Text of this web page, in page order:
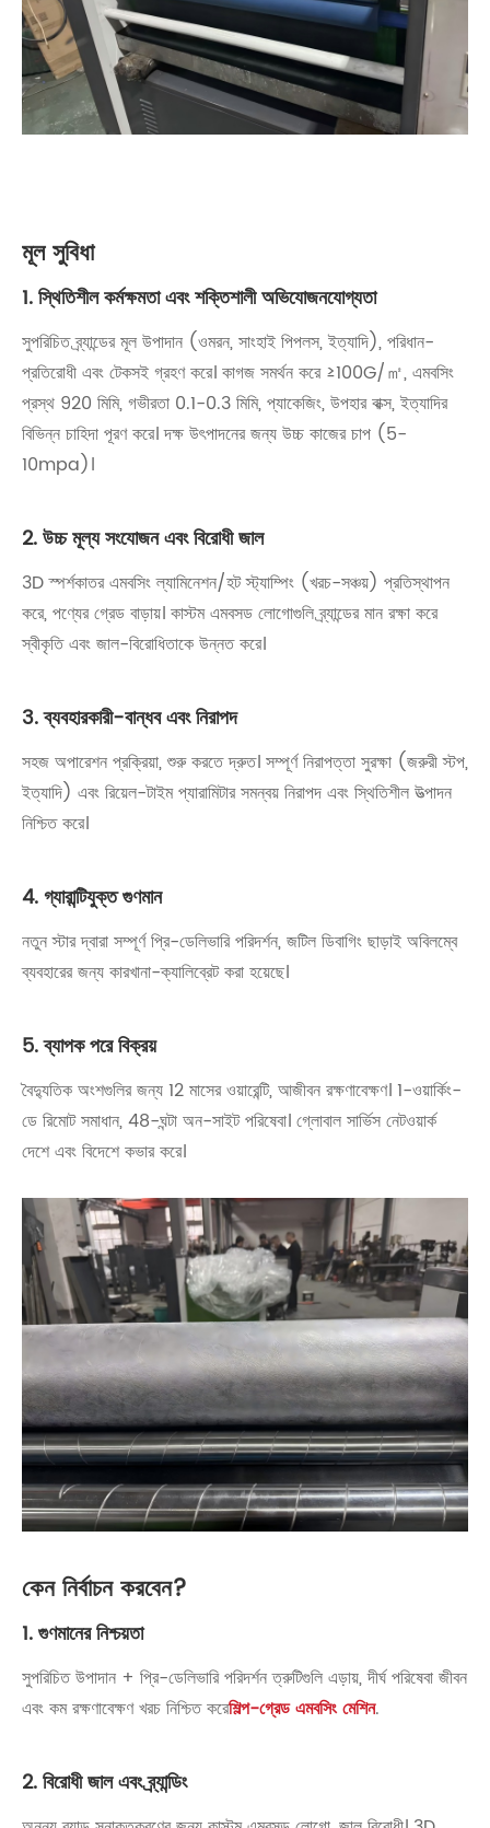
মূল সুবিধা
1. স্থিতিশীল কর্মক্ষমতা এবং শক্তিশালী অভিযোজনযোগ্যতা
সুপরিচিত ব্র্যান্ডের মূল উপাদান (ওমরন, সাংহাই পিপলস, ইত্যাদি), পরিধান-
প্রতিরোধী এবং টেকসই গ্রহণ করে। কাগজ সমর্থন করে ≥100G/㎡, এমবসিং
প্রস্থ 920 মিমি, গভীরতা 0.1-0.3 মিমি, প্যাকেজিং, উপহার বাক্স, ইত্যাদির
বিভিন্ন চাহিদা পূরণ করে। দক্ষ উৎপাদনের জন্য উচ্চ কাজের চাপ (5-
10mpa)।
2. উচ্চ মূল্য সংযোজন এবং বিরোধী জাল
3D স্পর্শকাতর এমবসিং ল্যামিনেশন/হট স্ট্যাম্পিং (খরচ-সঞ্চয়) প্রতিস্থাপন
করে, পণ্যের গ্রেড বাড়ায়। কাস্টম এমবসড লোগোগুলি ব্র্যান্ডের মান রক্ষা করে
স্বীকৃতি এবং জাল-বিরোধিতাকে উন্নত করে।
3. ব্যবহারকারী-বান্ধব এবং নিরাপদ
সহজ অপারেশন প্রক্রিয়া, শুরু করতে দ্রুত। সম্পূর্ণ নিরাপত্তা সুরক্ষা (জরুরী স্টপ,
ইত্যাদি) এবং রিয়েল-টাইম প্যারামিটার সমন্বয় নিরাপদ এবং স্থিতিশীল উত্পাদন
নিশ্চিত করে।
4. গ্যারান্টিযুক্ত গুণমান
নতুন স্টার দ্বারা সম্পূর্ণ প্রি-ডেলিভারি পরিদর্শন, জটিল ডিবাগিং ছাড়াই অবিলম্বে
ব্যবহারের জন্য কারখানা-ক্যালিব্রেট করা হয়েছে।
5. ব্যাপক পরে বিক্রয়
বৈদ্যুতিক অংশগুলির জন্য 12 মাসের ওয়ারেন্টি, আজীবন রক্ষণাবেক্ষণ। 1-ওয়ার্কিং-
ডে রিমোট সমাধান, 48-ঘন্টা অন-সাইট পরিষেবা। গ্লোবাল সার্ভিস নেটওয়ার্ক
দেশে এবং বিদেশে কভার করে।
কেন নির্বাচন করবেন?
1. গুণমানের নিশ্চয়তা
সুপরিচিত উপাদান + প্রি-ডেলিভারি পরিদর্শন ত্রুটিগুলি এড়ায়, দীর্ঘ পরিষেবা জীবন
এবং কম রক্ষণাবেক্ষণ খরচ নিশ্চিত করেশিল্প-গ্রেড এমবসিং মেশিন.
2. বিরোধী জাল এবং ব্র্যান্ডিং